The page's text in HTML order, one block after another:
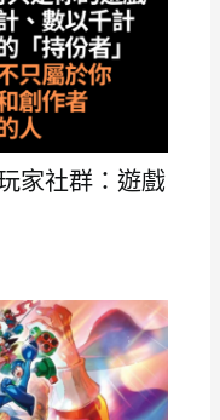
家社群：遊戲